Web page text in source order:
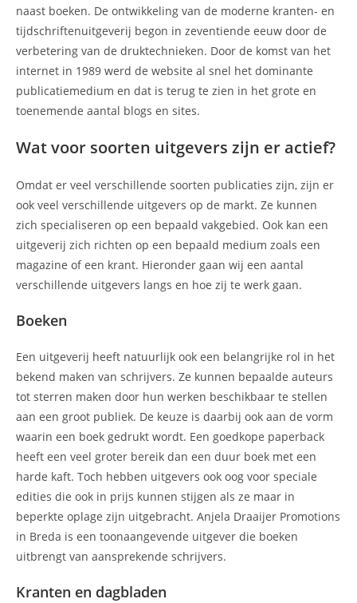
naast boeken. De ontwikkeling van de moderne kranten- en
tijdschriftenuitgeverij begon in zeventiende eeuw door de
verbetering van de druktechnieken. Door de komst van het
internet in 1989 werd de website al snel het dominante
publicatiemedium en dat is terug te zien in het grote en
toenemende aantal blogs en sites.
Wat voor soorten uitgevers zijn er actief?
Omdat er veel verschillende soorten publicaties zijn, zijn er
ook veel verschillende uitgevers op de markt. Ze kunnen
zich specialiseren op een bepaald vakgebied. Ook kan een
uitgeverij zich richten op een bepaald medium zoals een
magazine of een krant. Hieronder gaan wij een aantal
verschillende uitgevers langs en hoe zij te werk gaan.
Boeken
Een uitgeverij heeft natuurlijk ook een belangrijke rol in het
bekend maken van schrijvers. Ze kunnen bepaalde auteurs
tot sterren maken door hun werken beschikbaar te stellen
aan een groot publiek. De keuze is daarbij ook aan de vorm
waarin een boek gedrukt wordt. Een goedkope paperback
heeft een veel groter bereik dan een duur boek met een
harde kaft. Toch hebben uitgevers ook oog voor speciale
edities die ook in prijs kunnen stijgen als ze maar in
beperkte oplage zijn uitgebracht. Anjela Draaijer Promotions
in Breda is een toonaangevende uitgever die boeken
uitbrengt van aansprekende schrijvers.
Kranten en dagbladen